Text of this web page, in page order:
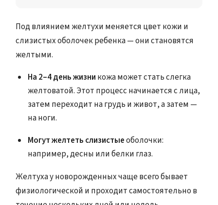
Под влиянием желтухи меняется цвет кожи и
слизистых оболочек ребенка — они становятся
желтыми.
На 2–4 день жизни кожа может стать слегка
желтоватой. Этот процесс начинается с лица,
затем переходит на грудь и живот, а затем —
на ноги.
Могут желтеть слизистыеоболочки:
например, десны или белки глаз.
Желтуха у новорожденных чаще всего бывает
физиологической и проходит самостоятельно в